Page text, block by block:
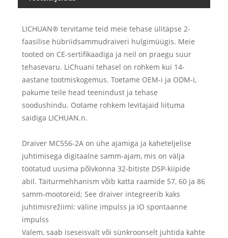
LICHUAN® tervitame teid meie tehase ülitäpse 2-
faasilise hübriidsammudraiveri hulgimüügis. Meie
tooted on CE-sertifikaadiga ja neil on praegu suur
tehasevaru. LiChuani tehasel on rohkem kui 14-
aastane tootmiskogemus. Toetame OEM-i ja ODM-i,
pakume teile head teenindust ja tehase
soodushindu. Ootame rohkem levitajaid liituma
saidiga LICHUAN.n.
Draiver MC556-2A on ühe ajamiga ja kaheteljelise
juhtimisega digitaalne samm-ajam, mis on välja
töötatud uusima põlvkonna 32-bitiste DSP-kiipide
abil. Täiturmehhanism võib katta raamide 57, 60 ja 86
samm-mootoreid; See draiver integreerib kaks
juhtimisrežiimi: väline impulss ja IO spontaanne
impulss
Valem, saab iseseisvalt või sünkroonselt juhtida kahte